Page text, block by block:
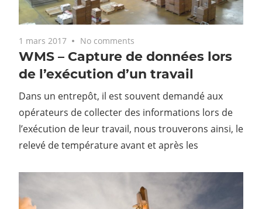
1 mars 2017 No comments
WMS – Capture de données lors
de l’exécution d’un travail
Dans un entrepôt, il est souvent demandé aux
opérateurs de collecter des informations lors de
l’exécution de leur travail, nous trouverons ainsi, le
relevé de température avant et après les